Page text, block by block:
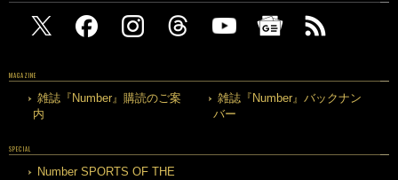
MAGAZINE
雑誌『Number』購読のご案
内
雑誌『Number』バックナン
バー
SPECIAL
Number SPORTS OF THE